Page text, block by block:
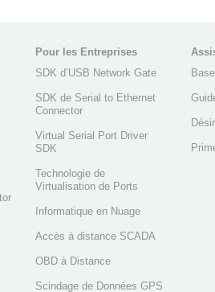
Pour les Entreprises
SDK d’USB Network Gate
SDK de Serial to Ethernet
Connector
Virtual Serial Port Driver
SDK
Technologie de
Virtualisation de Ports
Informatique en Nuage
Accès à distance SCADA
OBD à Distance
Scindage de Données GPS